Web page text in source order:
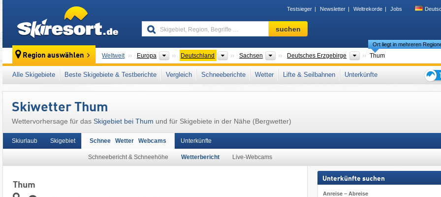
Testsieger Newsletter Weltrekorde Jobs
Skigebiet,
Region,
…
suchen
Region auswählen Weltweit Europa Kontinente
Deutschland LänderSachsen Bundesländer
Deutsches Erzgebirge Gebirgszüge
Ort liegt in mehreren
Thum
Dieser Ort liegt auch in: Mittelerzgebirge , Erzgebirgskreis , Erzgebirge, Ostdeutschland Deutsche Mittelgebirge Westeuropa,
Europäische Union
Alle Skigebiete Beste Skigebiete & Testberichte Vergleich Schneeberichte Wetter Lifte & Seilbahnen
Unterkünfte
Skiwetter Thum
Wettervorhersage für das Skigebiet bei Thum und für Skigebiete in der Nähe (Bergwetter)
Skiurlaub Skigebiet Schnee Wetter Webcams
Schneebericht & Schneehöhe Wetterbericht Live-Webcams
Unterkünfte
Thum
Unterkünfte suchen
Anreise – Abreise